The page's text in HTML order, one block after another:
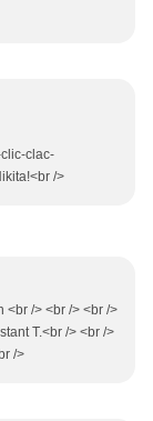
clac-
/>
<br /> <br /> <br />
T.<br /> <br />
/>